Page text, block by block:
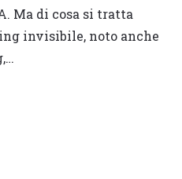
Ma di cosa si tratta
invisibile, noto anche